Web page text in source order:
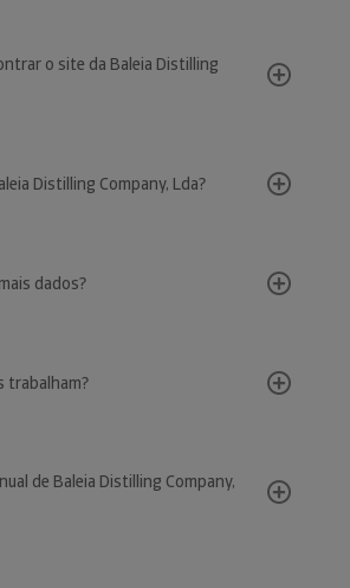
o site da Baleia Distilling
Distilling Company, Lda?
dados?
trabalham?
de Baleia Distilling Company,